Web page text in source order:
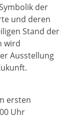
der
und deren
Stand der
wird
Ausstellung
ersten
Uhr